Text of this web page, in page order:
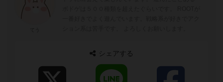
シェアする